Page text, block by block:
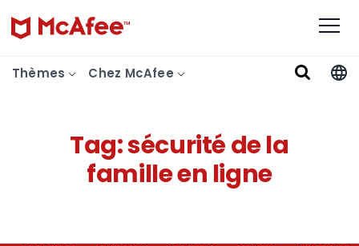
Thèmes Chez McAfee
Tag:sécurité de la
famille en ligne